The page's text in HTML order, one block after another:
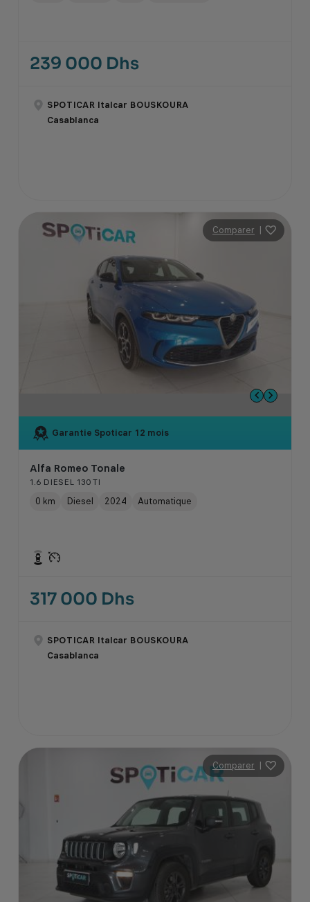
239 000 Dhs
SPOTICAR Italcar BOUSKOURA
Casablanca
Comparer |
Garantie Spoticar 12 mois
Alfa Romeo Tonale
1.6 DIESEL 130 TI
0 km Diesel 2024 Automatique
317 000 Dhs
SPOTICAR Italcar BOUSKOURA
Casablanca
Comparer |